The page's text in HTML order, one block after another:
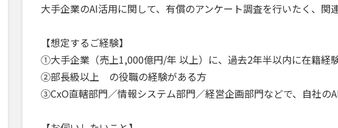
大手企業のAI活用に関して、有償のアンケート調査を行いたく、関
【想定するご経験】
①大手企業（売上1,000億円/年 以上）に、過去2年半以内に在籍経
②部長級以上 の役職の経験がある方
③CxO直轄部門／情報システム部門／経営企画部門などで、自社の